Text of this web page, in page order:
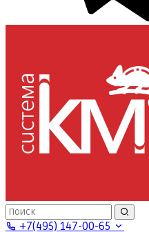
+7(495) 147-00-65